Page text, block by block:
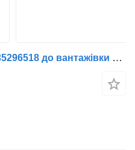
Насос гідропідсилювача 35296518 до вантажівки Renault Midlum | 00